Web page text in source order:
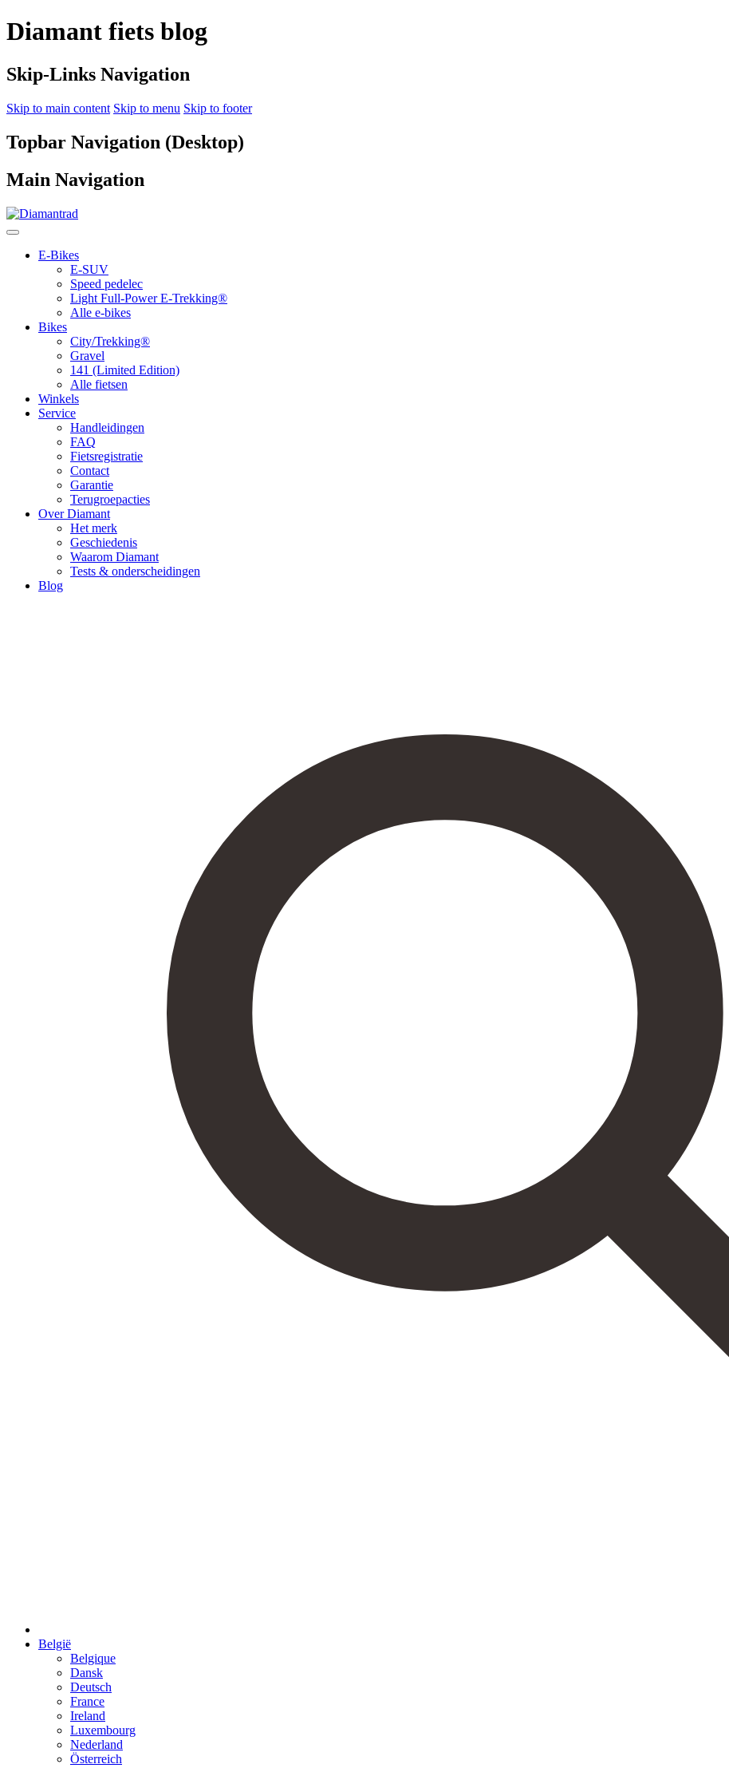
Diamant fiets blog
Skip-Links Navigation
Skip to main content Skip to menu Skip to footer
Topbar Navigation (Desktop)
Main Navigation
E-Bikes
E-SUV
Speed pedelec
Light Full-Power E-Trekking®
Alle e-bikes
Bikes
City/Trekking®
Gravel
141 (Limited Edition)
Alle fietsen
Winkels
Service
Handleidingen
FAQ
Fietsregistratie
Contact
Garantie
Terugroepacties
Over Diamant
Het merk
Geschiedenis
Waarom Diamant
Tests & onderscheidingen
Blog
België
Belgique
Dansk
Deutsch
France
Ireland
Luxembourg
Nederland
Österreich